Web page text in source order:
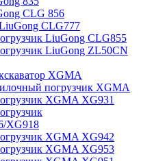
CLG 856
CLG777
LiuGong CLG855
LiuGong ZL50CN
XGMA
погрузчик XGMA
XGMA XG931
XG918
XGMA XG942
XGMA XG953